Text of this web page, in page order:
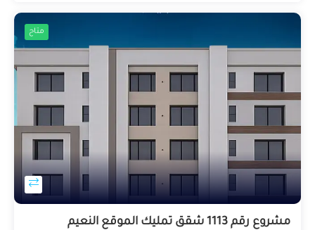
متاح
مشروع رقم 1113 شقق تمليك الموقع النعيم